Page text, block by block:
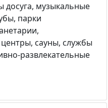
досуга, музыкальные
, парки
,
, сауны, службы
развлекательные